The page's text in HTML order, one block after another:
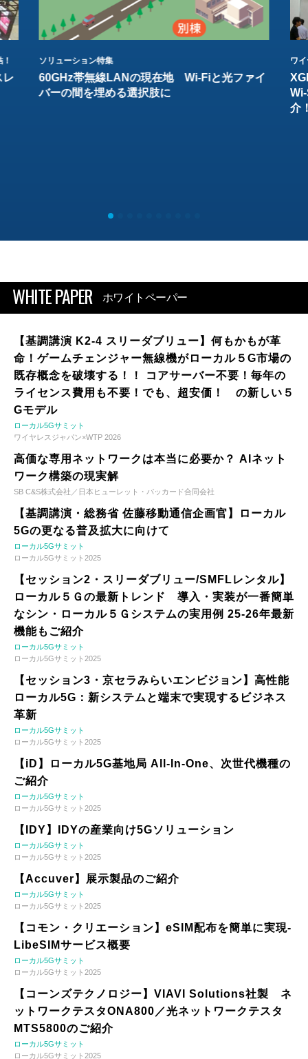
レ
ソリューション特集
60GHz帯無線LANの現在地 Wi-Fiと光ファイ
バーの間を埋める選択肢に
ワ
介
WHITE PAPER ホワイトペーパー
【基調講演 K2-4 スリーダブリュー】何もかもが革
命！ゲームチェンジャー無線機がローカル５G市場の
既存概念を破壊する！！ コアサーバー不要！毎年の
ライセンス費用も不要！でも、超安価！ の新しい５
Gモデル
ローカル5Gサミット
ワイヤレスジャパン×WTP 2026
高価な専用ネットワークは本当に必要か？ AIネット
ワーク構築の現実解
SB C&S株式会社／日本ヒューレット・パッカード合同会社
【基調講演・総務省 佐藤移動通信企画官】ローカル
5Gの更なる普及拡大に向けて
ローカル5Gサミット
ローカル5Gサミット2025
【セッション2・スリーダブリュー/SMFLレンタル】
ローカル５Ｇの最新トレンド 導入・実装が一番簡単
なシン・ローカル５Ｇシステムの実用例 25-26年最新
機能もご紹介
ローカル5Gサミット
ローカル5Gサミット2025
【セッション3・京セラみらいエンビジョン】高性能
ローカル5G：新システムと端末で実現するビジネス
革新
ローカル5Gサミット
ローカル5Gサミット2025
【iD】ローカル5G基地局 All-In-One、次世代機種の
ご紹介
ローカル5Gサミット
ローカル5Gサミット2025
【IDY】IDYの産業向け5Gソリューション
ローカル5Gサミット
ローカル5Gサミット2025
【Accuver】展示製品のご紹介
ローカル5Gサミット
ローカル5Gサミット2025
【コモン・クリエーション】eSIM配布を簡単に実現-
LibeSIMサービス概要
ローカル5Gサミット
ローカル5Gサミット2025
【コーンズテクノロジー】VIAVI Solutions社製 ネ
ットワークテスタONA800／光ネットワークテスタ
MTS5800のご紹介
ローカル5Gサミット
ローカル5Gサミット2025